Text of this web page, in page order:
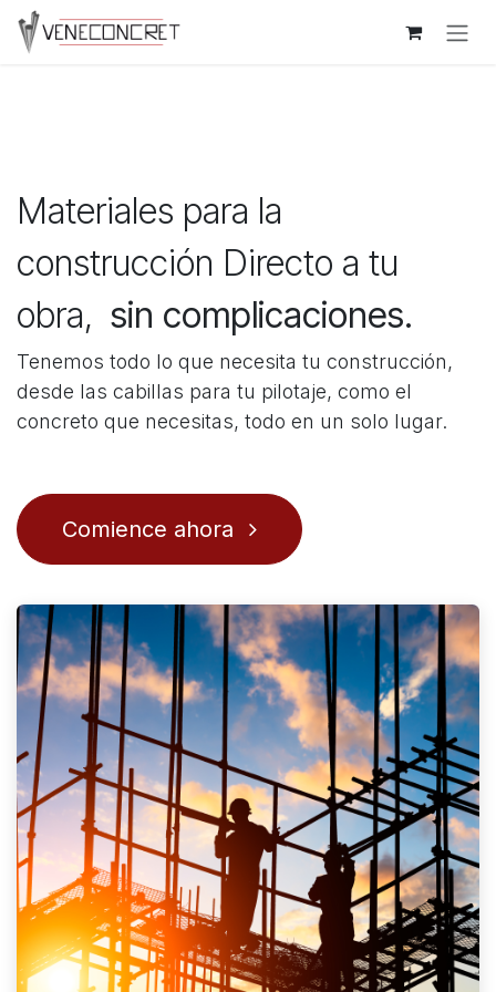
Skip to Content
Materiales para la
construcción Directo a tu​
obra, sin complicaciones.
Tenemos todo lo que necesita tu construcción,
desde las cabillas para tu pilotaje, como el
concreto que necesitas, todo en un solo lugar.
Comience ahora